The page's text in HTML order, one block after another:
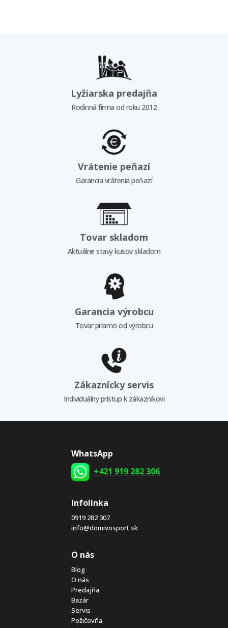
Lyžiarska predajňa
Rodinná firma od roku 2012
Vrátenie peňazí
Garancia vrátenia peňazí
Tovar skladom
Aktuálne stavy kusov skladom
Garancia výrobcu
Tovar priamo od výrobcu
Zákaznícky servis
Individuálny prístup k zákazníkovi
WhatsApp
+421 919 282 306
Infolinka
0919 282 307
info@domivosport.sk
O nás
Blog
O nás
Predajňa
Bazár
Servis
Požičovňa